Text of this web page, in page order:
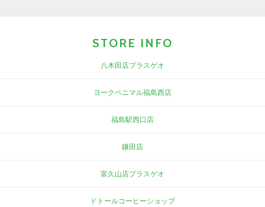
STORE INFO
八木田店プラスゲオ
ヨークベニマル福島西店
福島駅西口店
鎌田店
富久山店プラスゲオ
ドトールコーヒーショップ